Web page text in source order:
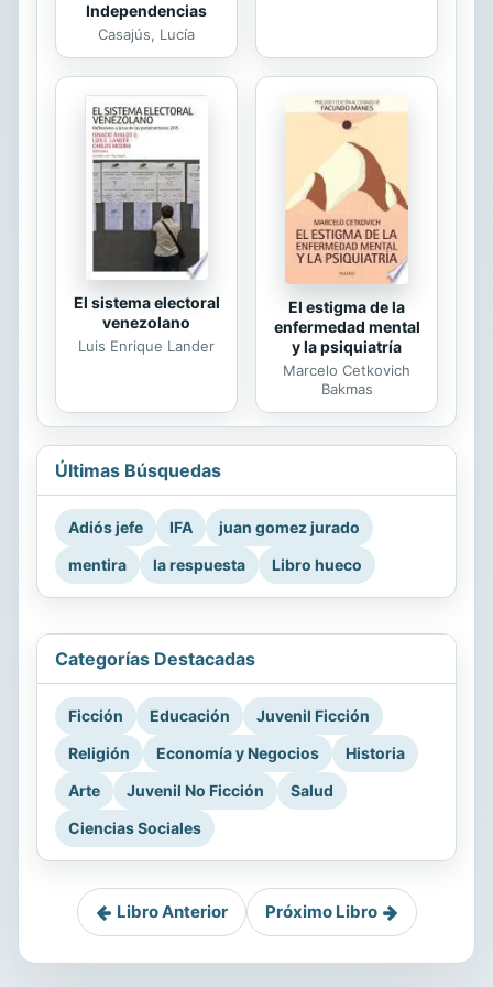
Independencias
Casajús, Lucía
El sistema electoral
venezolano
Luis Enrique Lander
El estigma de la
enfermedad mental
y la psiquiatría
Marcelo Cetkovich
Bakmas
Últimas Búsquedas
Adiós jefe IFA
juan gomez jurado
mentira
la respuesta Libro hueco
Categorías Destacadas
Ficción Educación
Juvenil Ficción
Religión
Economía y Negocios
Historia
Arte
Juvenil No Ficción
Salud
Ciencias Sociales
Libro Anterior Próximo Libro